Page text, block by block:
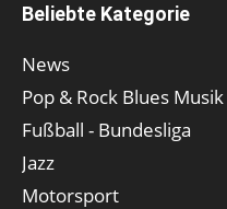
Beliebte Kategorie
News
Pop & Rock Blues Musik
Fußball - Bundesliga
Jazz
Motorsport